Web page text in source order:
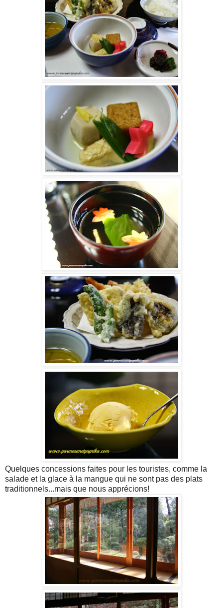
Quelques concessions faites pour les touristes, comme la
salade et la glace à la mangue qui ne sont pas des plats
traditionnels...mais que nous apprécions!